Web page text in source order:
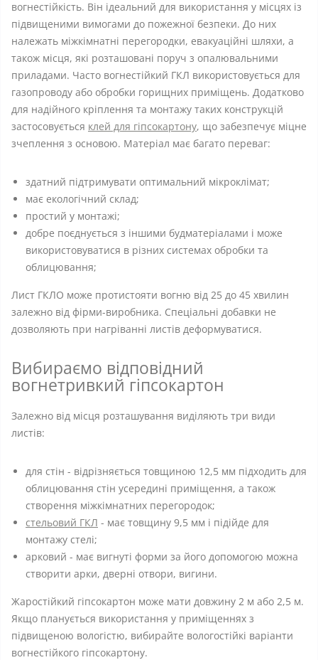
вогнестійкість. Він ідеальний для використання у місцях із
підвищеними вимогами до пожежної безпеки. До них
належать міжкімнатні перегородки, евакуаційні шляхи, а
також місця, які розташовані поруч з опалювальними
приладами. Часто вогнестійкий ГКЛ використовується для
газопроводу або обробки горищних приміщень. Додатково
для надійного кріплення та монтажу таких конструкцій
застосовується клей для гіпсокартону, що забезпечує міцне
зчеплення з основою. Матеріал має багато переваг:
здатний підтримувати оптимальний мікроклімат;
має екологічний склад;
простий у монтажі;
добре поєднується з іншими будматеріалами і може
використовуватися в різних системах обробки та
облицювання;
Лист ГКЛО може протистояти вогню від 25 до 45 хвилин
залежно від фірми-виробника. Спеціальні добавки не
дозволяють при нагріванні листів деформуватися.
Вибираємо відповідний
вогнетривкий гіпсокартон
Залежно від місця розташування виділяють три види
листів:
для стін - відрізняється товщиною 12,5 мм підходить для
облицювання стін усередині приміщення, а також
створення міжкімнатних перегородок;
стельовий ГКЛ - має товщину 9,5 мм і підійде для
монтажу стелі;
арковий - має вигнуті форми за його допомогою можна
створити арки, дверні отвори, вигини.
Жаростійкий гіпсокартон може мати довжину 2 м або 2,5 м.
Якщо планується використання у приміщеннях з
підвищеною вологістю, вибирайте вологостійкі варіанти
вогнестійкого гіпсокартону.